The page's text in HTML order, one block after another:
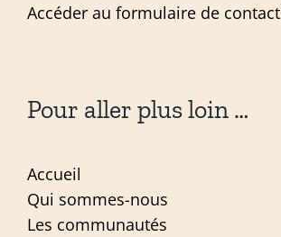
Accéder au formulaire de contact
Pour aller plus loin …
Accueil
Qui sommes-nous
Les communautés